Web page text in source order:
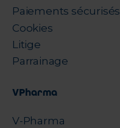
Paiements sécurisés
Cookies
Litige
Parrainage
VPharma
V-Pharma